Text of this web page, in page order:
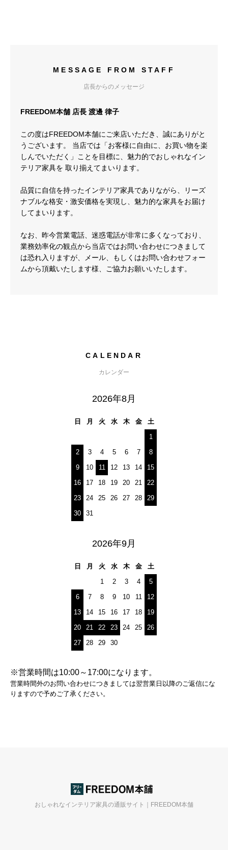
MESSAGE FROM STAFF
店長からのメッセージ
FREEDOM本舗 店長 渡邊 律子
この度はFREEDOM本舗にご来店いただき、誠にありがと
うございます。 当店では「お客様に自由に、お買い物を楽
しんでいただく」ことを目標に、魅力的でおしゃれなイン
テリア家具を 取り揃えてまいります。
品質に自信を持ったインテリア家具でありながら、リーズ
ナブルな格安・激安価格を実現し、魅力的な家具をお届け
してまいります。
なお、昨今営業電話、迷惑電話が非常に多くなっており、
業務効率化の観点から当店ではお問い合わせにつきまして
は恐れ入りますが、メール、もしくはお問い合わせフォー
ムから頂戴いたします様、ご協力お願いいたします。
CALENDAR
カレンダー
2026年8月
日 月 火 水 木 金
土
1
2
3 4 5 6 7
8
9
10 11 12 13 14
15
16
17 18 19 20 21
22
23
24 25 26 27 28
29
30
31
2026年9月
日 月 火 水 木 金
土
1
2 3 4
5
6
7 8 9 10 11
12
13
14 15 16 17 18
19
20
21 22 23 24 25
26
27
28 29 30
※営業時間は10:00～17:00になります。
営業時間外のお問い合わせにつきましては翌営業日以降のご返信にな
りますので予めご了承ください。
おしゃれなインテリア家具の通販サイト｜FREEDOM本舗